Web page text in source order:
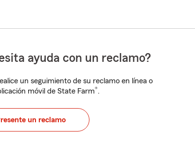
ayuda con un reclamo?
un seguimiento de su reclamo en línea o
móvil de State Farm®.
un reclamo